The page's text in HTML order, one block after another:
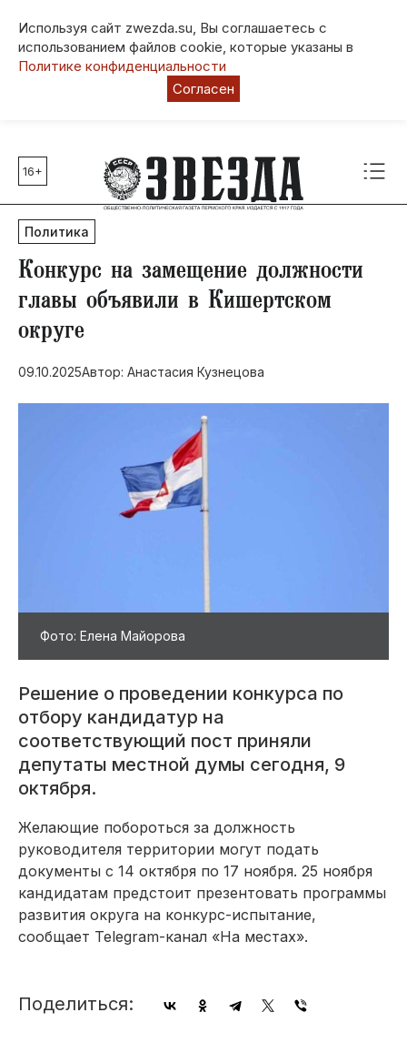
Используя сайт zwezda.su, Вы соглашаетесь с
использованием файлов cookie, которые указаны в
Политике конфиденциальности
Согласен
Главные темы
80 лет Победы
Молодежная столица РФ
СВО
Выборы в Пермском крае
Инфраструктура
Благоустройство
16+
Политика
​Конкурс на замещение должности
главы объявили в Кишертском
округе
09.10.2025Автор: Анастасия Кузнецова
Фото: Елена Майорова
Решение о проведении конкурса по
отбору кандидатур на
соответствующий пост приняли
депутаты местной думы сегодня, 9
октября.
Желающие побороться за должность
руководителя территории могут подать
документы с 14 октября по 17 ноября. 25 ноября
кандидатам предстоит презентовать программы
развития округа на конкурс-испытание,
сообщает Telegram-канал «На местах».
Поделиться: